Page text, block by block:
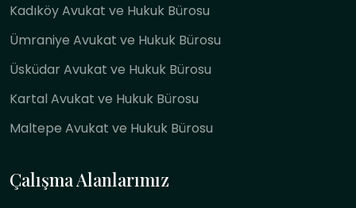
Kadıköy Avukat ve Hukuk Bürosu
Ümraniye Avukat ve Hukuk Bürosu
Üsküdar Avukat ve Hukuk Bürosu
Kartal Avukat ve Hukuk Bürosu
Maltepe Avukat ve Hukuk Bürosu
Çalışma Alanlarımız